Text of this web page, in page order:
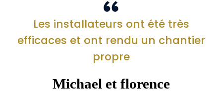
Les installateurs ont été très
efficaces et ont rendu un chantier
propre
Michael et florence